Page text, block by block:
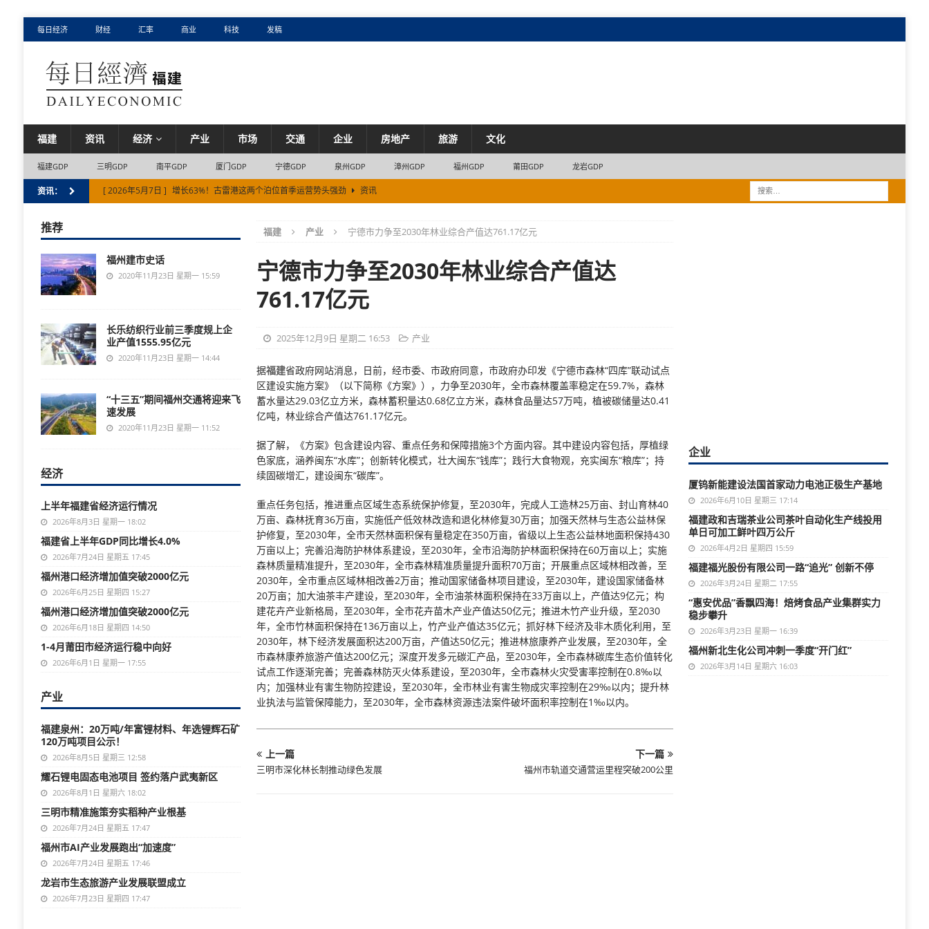
每日经济 财经 汇率 商业 科技 发稿
福建 资讯 经济 产业 市场 交通 企业 房地产 旅游 文化
福建GDP 三明GDP 南平GDP 厦门GDP 宁德GDP 泉州GDP 漳州GDP 福州GDP 莆田GDP 龙岩GDP
资讯： [ 2026年5月7日 ] 增长63%！古雷港这两个泊位首季运营势头强劲
资讯
[ 2026年5月17日 ] 聚焦预防接种全龄升级，（厦门）多方合力开展“成人全周期免疫促进暨带状疱疹公益科普” 资讯
福建 产业 宁德市力争至2030年林业综合产值达761.17亿元
宁德市力争至2030年林业综合产值达
761.17亿元
2025年12月9日 星期二 16:53 产业
据福建省政府网站消息，日前，经市委、市政府同意，市政府办印发《宁德市森林“四库”联动试点
区建设实施方案》（以下简称《方案》），力争至2030年，全市森林覆盖率稳定在59.7%，森林
蓄水量达29.03亿立方米，森林蓄积量达0.68亿立方米，森林食品量达57万吨，植被碳储量达0.41
亿吨，林业综合产值达761.17亿元。
据了解，《方案》包含建设内容、重点任务和保障措施3个方面内容。其中建设内容包括，厚植绿
色家底，涵养闽东“水库”；创新转化模式，壮大闽东“钱库”；践行大食物观，充实闽东“粮库”；持
续固碳增汇，建设闽东“碳库”。
重点任务包括，推进重点区域生态系统保护修复，至2030年，完成人工造林25万亩、封山育林40
万亩、森林抚育36万亩，实施低产低效林改造和退化林修复30万亩；加强天然林与生态公益林保
护修复，至2030年，全市天然林面积保有量稳定在350万亩，省级以上生态公益林地面积保持430
万亩以上；完善沿海防护林体系建设，至2030年，全市沿海防护林面积保持在60万亩以上；实施
森林质量精准提升，至2030年，全市森林精准质量提升面积70万亩；开展重点区域林相改善，至
2030年，全市重点区域林相改善2万亩；推动国家储备林项目建设，至2030年，建设国家储备林
20万亩；加大油茶丰产建设，至2030年，全市油茶林面积保持在33万亩以上，产值达9亿元；构
建花卉产业新格局，至2030年，全市花卉苗木产业产值达50亿元；推进木竹产业升级，至2030
年，全市竹林面积保持在136万亩以上，竹产业产值达35亿元；抓好林下经济及非木质化利用，至
2030年，林下经济发展面积达200万亩，产值达50亿元；推进林旅康养产业发展，至2030年，全
市森林康养旅游产值达200亿元；深度开发多元碳汇产品，至2030年，全市森林碳库生态价值转化
试点工作逐渐完善；完善森林防灭火体系建设，至2030年，全市森林火灾受害率控制在0.8‰以
内；加强林业有害生物防控建设，至2030年，全市林业有害生物成灾率控制在29‰以内；提升林
业执法与监管保障能力，至2030年，全市森林资源违法案件破坏面积率控制在1‰以内。
上一篇
三明市深化林长制推动绿色发展
下一篇
福州市轨道交通营运里程突破200公里
推荐
福州建市史话
2020年11月23日 星期一 15:59
长乐纺织行业前三季度规上企
业产值1555.95亿元
2020年11月23日 星期一 14:44
“十三五”期间福州交通将迎来飞
速发展
2020年11月23日 星期一 11:52
经济
上半年福建省经济运行情况
2026年8月3日 星期一 18:02
福建省上半年GDP同比增长4.0%
2026年7月24日 星期五 17:45
福州港口经济增加值突破2000亿元
2026年6月25日 星期四 15:27
福州港口经济增加值突破2000亿元
2026年6月18日 星期四 14:50
1-4月莆田市经济运行稳中向好
2026年6月1日 星期一 17:55
产业
福建泉州：20万吨/年富锂材料、年选锂辉石矿
120万吨项目公示！
2026年8月5日 星期三 12:58
耀石锂电固态电池项目 签约落户武夷新区
2026年8月1日 星期六 18:02
三明市精准施策夯实稻种产业根基
2026年7月24日 星期五 17:47
福州市AI产业发展跑出“加速度”
2026年7月24日 星期五 17:46
龙岩市生态旅游产业发展联盟成立
2026年7月23日 星期四 17:47
企业
厦钨新能建设法国首家动力电池正极生产基地
2026年6月10日 星期三 17:14
福建政和吉瑞茶业公司茶叶自动化生产线投用
单日可加工鲜叶四万公斤
2026年4月2日 星期四 15:59
福建福光股份有限公司一路“追光” 创新不停
2026年3月24日 星期二 17:55
“惠安优品”香飘四海！焙烤食品产业集群实力
稳步攀升
2026年3月23日 星期一 16:39
福州新北生化公司冲刺一季度“开门红”
2026年3月14日 星期六 16:03